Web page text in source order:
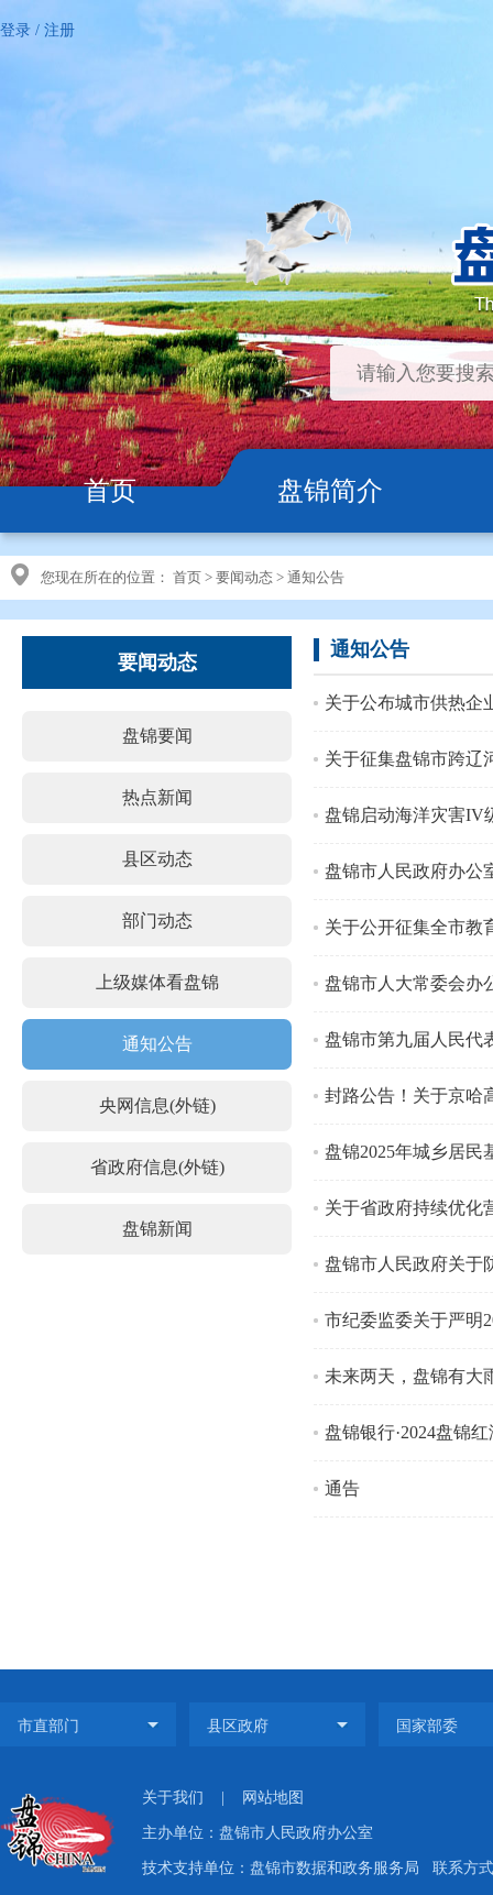
登录 / 注册
首页 盘锦简介
您现在所在的位置： 首页 > 要闻动态 > 通知公告
要闻动态
盘锦要闻
热点新闻
县区动态
部门动态
上级媒体看盘锦
通知公告
央网信息(外链)
省政府信息(外链)
盘锦新闻
通知公告
关于公布城市供热企
关于征集盘锦市跨辽
盘锦启动海洋灾害IV
盘锦市人民政府办公
关于公开征集全市教
盘锦市人大常委会办
盘锦市第九届人民代
封路公告！关于京哈
盘锦2025年城乡居民
关于省政府持续优化
盘锦市人民政府关于
市纪委监委关于严明
未来两天，盘锦有大
盘锦银行·2024盘锦
通告
关于我们 网站地图
主办单位：盘锦市人民政府办公室
技术支持单位：盘锦市数据和政务服务局 联系方